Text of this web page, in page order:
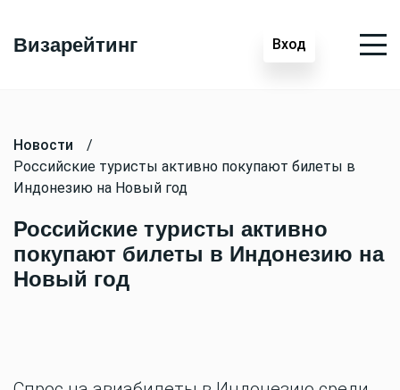
Визарейтинг Вход
Новости
/
Российские туристы активно покупают билеты в
Индонезию на Новый год
Российские туристы активно
покупают билеты в Индонезию на
Новый год